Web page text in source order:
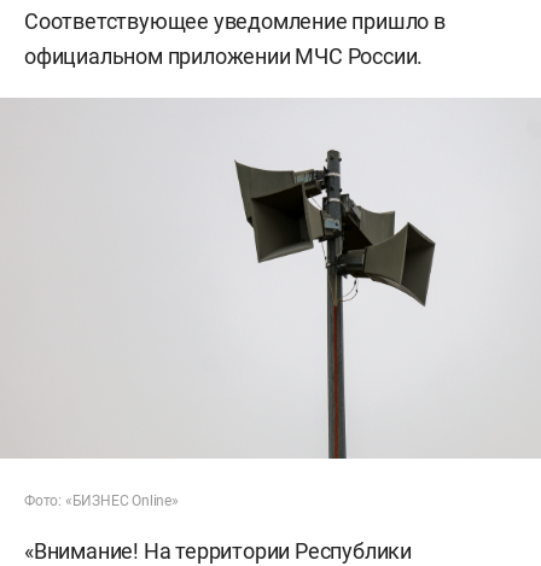
Соответствующее уведомление пришло в
официальном приложении МЧС России.
Фото: «БИЗНЕС Online»
«Внимание! На территории Республики